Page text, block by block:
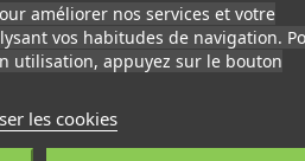
améliorer nos services et votre
vos habitudes de navigation.
utilisation, appuyez sur le bouton
les cookies